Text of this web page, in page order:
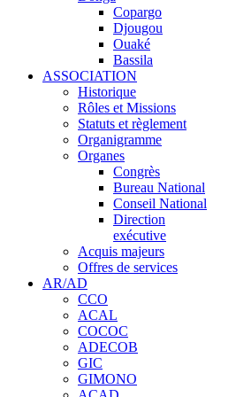
Copargo
Djougou
Ouaké
Bassila
ASSOCIATION
Historique
Rôles et Missions
Statuts et règlement
Organigramme
Organes
Congrès
Bureau National
Conseil National
Direction
exécutive
Acquis majeurs
Offres de services
AR/AD
CCO
ACAL
COCOC
ADECOB
GIC
GIMONO